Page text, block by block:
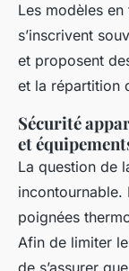
Les modèles
s’inscrivent
et proposent
et la répartition
Sécurité
et
La question de
incontournable.
poignées
Afin de limiter
de s’assurer